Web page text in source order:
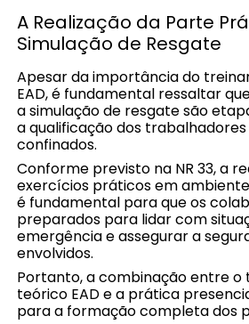
A Realização da Parte
Simulação de Resgate
Apesar da importância do
EAD, é fundamental ressaltar
a simulação de resgate são
a qualificação dos
confinados.
Conforme previsto na NR 33, a
exercícios práticos em
é fundamental para que os
preparados para lidar com
emergência e assegurar a
envolvidos.
Portanto, a combinação entre
teórico EAD e a prática
para a formação completa dos